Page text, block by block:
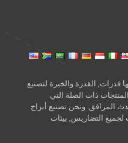
قدرات, القدرة والخبرة لتصنيع
ذات الصلة التي
المرافق. ونحن تصنيع أبراج
لجميع التضاريس, بيئات